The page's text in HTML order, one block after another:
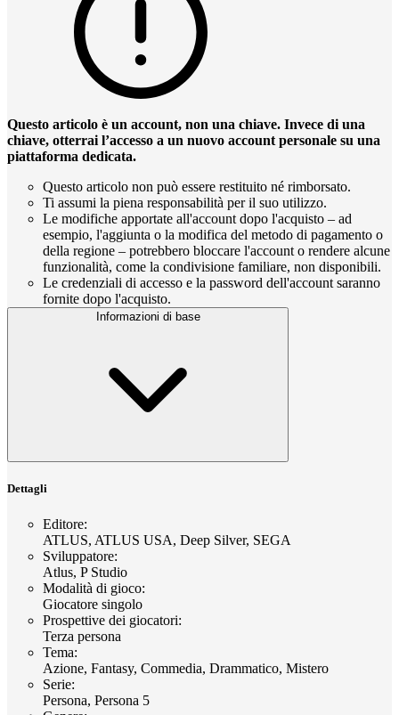
Questo articolo è un account, non una chiave. Invece di una
chiave, otterrai l’accesso a un nuovo account personale su una
piattaforma dedicata.
Questo articolo non può essere restituito né rimborsato.
Ti assumi la piena responsabilità per il suo utilizzo.
Le modifiche apportate all'account dopo l'acquisto – ad
esempio, l'aggiunta o la modifica del metodo di pagamento o
della regione – potrebbero bloccare l'account o rendere alcune
funzionalità, come la condivisione familiare, non disponibili.
Le credenziali di accesso e la password dell'account saranno
fornite dopo l'acquisto.
Informazioni di base
Dettagli
Editore:
ATLUS, ATLUS USA, Deep Silver, SEGA
Sviluppatore:
Atlus, P Studio
Modalità di gioco:
Giocatore singolo
Prospettive dei giocatori:
Terza persona
Tema:
Azione, Fantasy, Commedia, Drammatico, Mistero
Serie:
Persona, Persona 5